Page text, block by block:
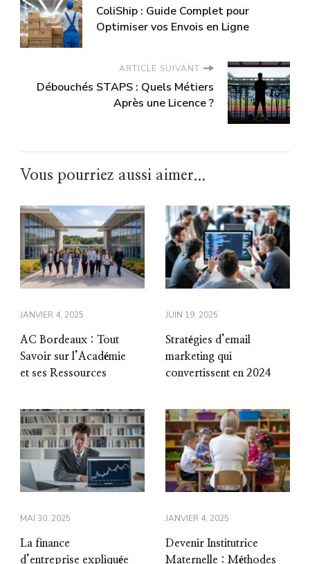
ColiShip : Guide Complet pour
Optimiser vos Envois en Ligne
ARTICLE SUIVANT
Débouchés STAPS : Quels Métiers
Après une Licence ?
Vous pourriez aussi aimer...
JANVIER 4, 2025
AC Bordeaux : Tout
Savoir sur l’Académie
et ses Ressources
JUIN 19, 2025
Stratégies d’email
marketing qui
convertissent en 2024
MAI 30, 2025
La finance
d’entreprise expliquée
JANVIER 4, 2025
Devenir Institutrice
Maternelle : Méthodes